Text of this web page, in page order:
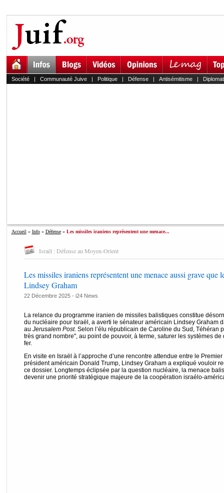
Société| Communauté Juive| Politique| Défense| Antisémitisme|
Accueil » Info» Défense» Les missiles iraniens représentent une menace...
Israël : Défense au Moyen-Orient
Les missiles iraniens représentent une menace aussi grave que
Lindsey Graham
22 Décembre 2025 - i24 News
La relance du programme iranien de missiles balistiques constitue
du nucléaire pour Israël, a averti le sénateur américain Lindsey Graham
au Jerusalem Post. Selon l’élu républicain de Caroline du Sud, Téhéran
très grand nombre", au point de pouvoir, à terme, saturer les systèmes
fer.
En visite en Israël à l’approche d’une rencontre attendue entre le
président américain Donald Trump, Lindsey Graham a expliqué vouloir
ce dossier. Longtemps éclipsée par la question nucléaire, la menace
devenir une priorité stratégique majeure de la coopération israélo-